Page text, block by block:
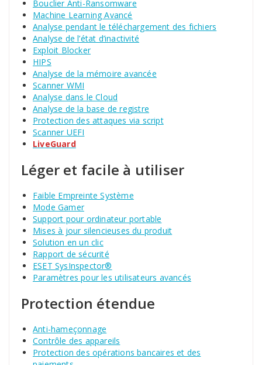
Bouclier Anti-Ransomware
Machine Learning Avancé
Analyse pendant le téléchargement des fichiers
Analyse de l’état d’inactivité
Exploit Blocker
HIPS
Analyse de la mémoire avancée
Scanner WMI
Analyse dans le Cloud
Analyse de la base de registre
Protection des attaques via script
Scanner UEFI
LiveGuard
Léger et facile à utiliser
Faible Empreinte Système
Mode Gamer
Support pour ordinateur portable
Mises à jour silencieuses du produit
Solution en un clic
Rapport de sécurité
ESET SysInspector®
Paramètres pour les utilisateurs avancés
Protection étendue
Anti-hameçonnage
Contrôle des appareils
Protection des opérations bancaires et des